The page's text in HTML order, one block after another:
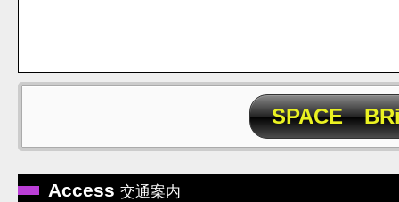
SPACE
Access 交通案内